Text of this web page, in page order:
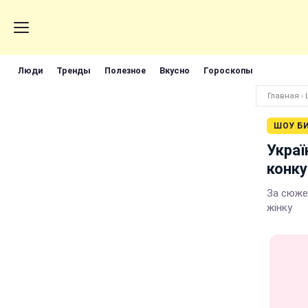
Люди Тренды Полезное Вкусно Гороскопы
Главная ›
ШОУ
За
жінку